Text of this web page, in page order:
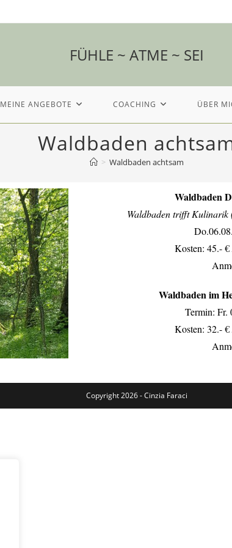
FÜHLE ~ ATME ~ SEI
MEINE ANGEBOTE COACHING ÜBER
Waldbaden
> Waldbaden achtsam
Waldbaden
Waldbaden trifft Kulinarik
Kosten: 45.-
Waldbaden im
Termin: Fr.
Kosten: 32.-
Copyright 2026 - Cinzia Faraci